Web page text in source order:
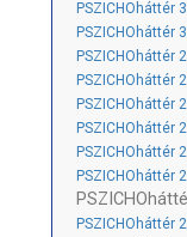
PSZICHOháttér
PSZICHOháttér
PSZICHOháttér
PSZICHOháttér
PSZICHOháttér
PSZICHOháttér
PSZICHOháttér
PSZICHOháttér
PSZICHOháttér